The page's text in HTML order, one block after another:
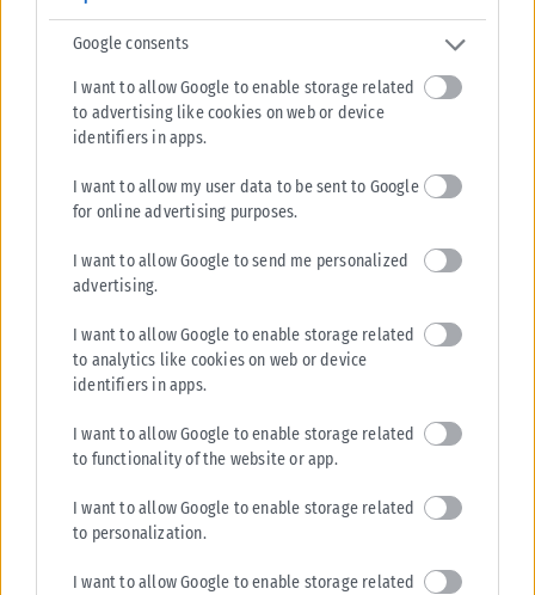
Google consents
I want to allow Google to enable storage related
to advertising like cookies on web or device
identifiers in apps.
I want to allow my user data to be sent to Google
for online advertising purposes.
I want to allow Google to send me personalized
advertising.
I want to allow Google to enable storage related
to analytics like cookies on web or device
identifiers in apps.
I want to allow Google to enable storage related
to functionality of the website or app.
I want to allow Google to enable storage related
to personalization.
I want to allow Google to enable storage related